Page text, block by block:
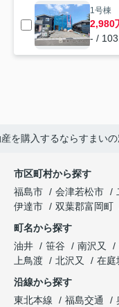
1号棟
2,980
- /
を購入するならすまい
市区町村から探す
福島市
会津若松市
伊達市
双葉郡富岡町
町名から探す
油井
笹谷 南沢又
上鳥渡
北沢又
在庭
沿線から探す
東北本線
福島交通